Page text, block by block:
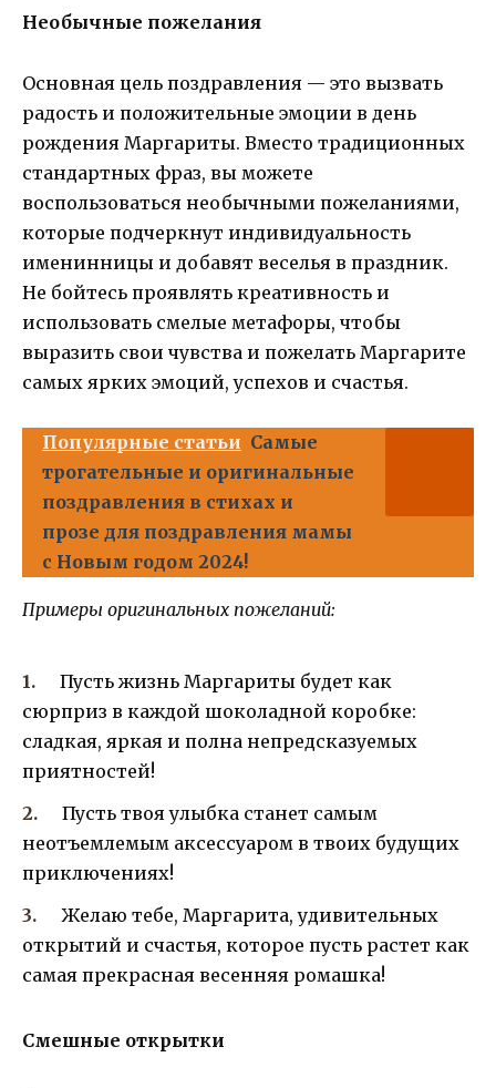
Необычные пожелания
Основная цель поздравления — это вызвать
радость и положительные эмоции в день
рождения Маргариты. Вместо традиционных
стандартных фраз, вы можете
воспользоваться необычными пожеланиями,
которые подчеркнут индивидуальность
именинницы и добавят веселья в праздник.
Не бойтесь проявлять креативность и
использовать смелые метафоры, чтобы
выразить свои чувства и пожелать Маргарите
самых ярких эмоций, успехов и счастья.
Популярные статьи Самые
трогательные и оригинальные
поздравления в стихах и
прозе для поздравления мамы
с Новым годом 2024!
Примеры оригинальных пожеланий:
Пусть жизнь Маргариты будет как
сюрприз в каждой шоколадной коробке:
сладкая, яркая и полна непредсказуемых
приятностей!
Пусть твоя улыбка станет самым
неотъемлемым аксессуаром в твоих будущих
приключениях!
Желаю тебе, Маргарита, удивительных
открытий и счастья, которое пусть растет как
самая прекрасная весенняя ромашка!
Смешные открытки